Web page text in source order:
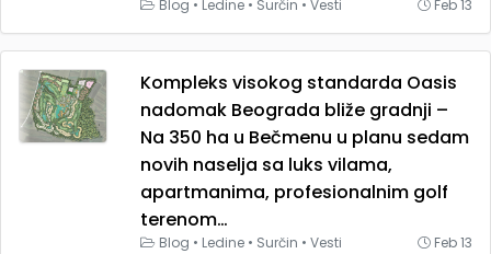
Blog • Ledine • Surčin • Vesti Feb 13
Kompleks visokog standarda Oasis
nadomak Beograda bliže gradnji –
Na 350 ha u Bečmenu u planu sedam
novih naselja sa luks vilama,
apartmanima, profesionalnim golf
terenom…
Blog • Ledine • Surčin • Vesti Feb 13